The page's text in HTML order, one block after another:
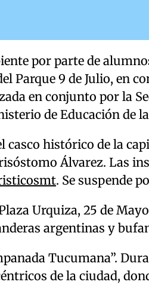
por parte de
Parque 9 de Julio, en
en conjunto por la
de Educación de
histórico de la
Álvarez. Las
. Se suspende
Urquiza, 25 de
argentinas y
Tucumana”.
de la ciudad,